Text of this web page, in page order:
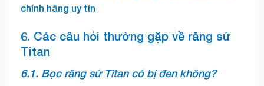
chính hãng uy tín
6. Các câu hỏi thường gặp về răng sứ
Titan
6.1. Bọc răng sứ Titan có bị đen không?